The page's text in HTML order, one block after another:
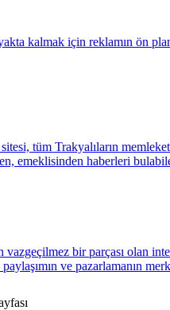
kalmak için reklamın ön
tüm Trakyalıların
emeklisinden haberleri
vazgeçilmez bir parçası olan
ve pazarlamanın